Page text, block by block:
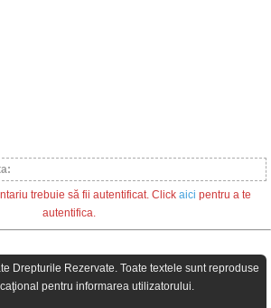
trebuie să fii autentificat. Click aici pentru a te
autentifica.
Drepturile Rezervate. Toate textele sunt reproduse
pentru informarea utilizatorului.